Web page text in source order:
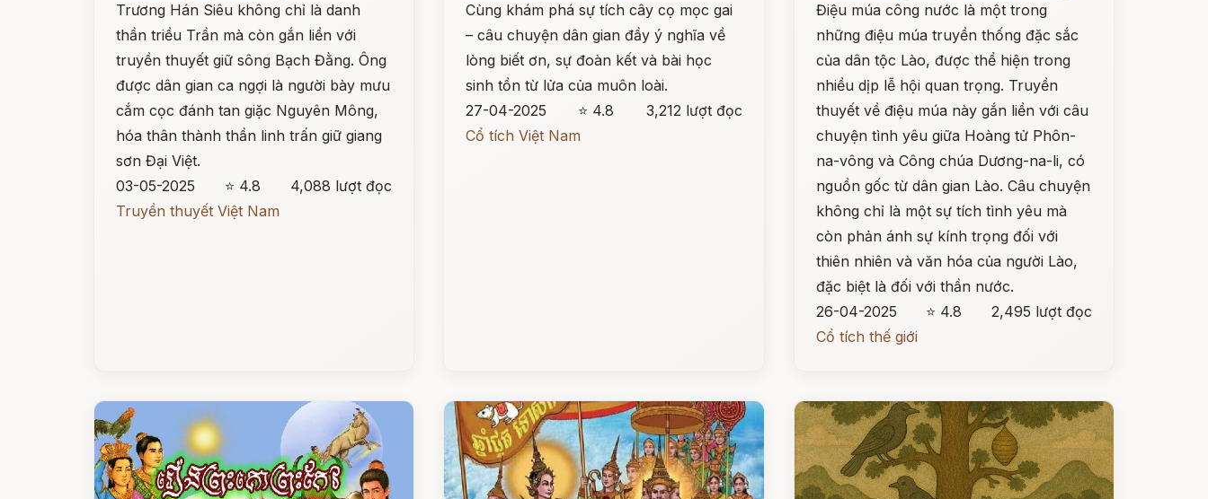
Trương Hán Siêu không chỉ là danh
thần triều Trần mà còn gắn liền với
truyền thuyết giữ sông Bạch Đằng. Ông
được dân gian ca ngợi là người bày mưu
cắm cọc đánh tan giặc Nguyên Mông,
hóa thân thành thần linh trấn giữ giang
sơn Đại Việt.
03-05-2025
⭐ 4.8
4,088 lượt đọc
Truyền thuyết Việt Nam
Cùng khám phá sự tích cây cọ mọc gai
– câu chuyện dân gian đầy ý nghĩa về
lòng biết ơn, sự đoàn kết và bài học
sinh tồn từ lửa của muôn loài.
27-04-2025
⭐ 4.8
3,212 lượt đọc
Cổ tích Việt Nam
Điệu múa công nước là một trong
những điệu múa truyền thống đặc sắc
của dân tộc Lào, được thể hiện trong
nhiều dịp lễ hội quan trọng. Truyền
thuyết về điệu múa này gắn liền với câu
chuyện tình yêu giữa Hoàng tử Phôn-
na-vông và Công chúa Dương-na-li, có
nguồn gốc từ dân gian Lào. Câu chuyện
không chỉ là một sự tích tình yêu mà
còn phản ánh sự kính trọng đối với
thiên nhiên và văn hóa của người Lào,
đặc biệt là đối với thần nước.
26-04-2025
⭐ 4.8
2,495 lượt đọc
Cổ tích thế giới